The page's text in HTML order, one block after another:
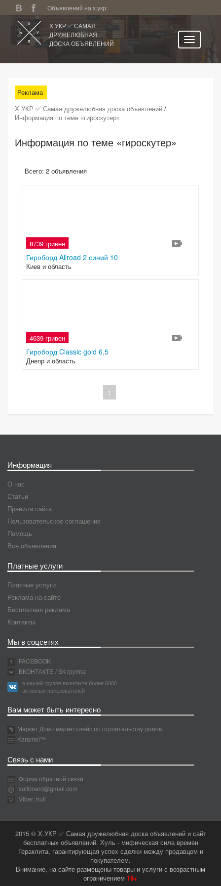
Объявлений на х.укр:
Х.УКР ✅ САМАЯ
ДРУЖЕЛЮБНАЯ
ДОСКА ОБЪЯВЛЕНИЙ
Все регионы
Категории
Избранное
Поиск по сайту
Реклама
Х.УКР ✅ Самая дружелюбная доска объявлений /
Информация по теме «гироскутер»
Информация по теме «гироскутер»
Всего: 2 объявления
8739 гривен
Гироборд Allroad 2 синий 10
Киев и область
4639 гривен
Гироборд Classic gold 6,5
Днепр и область
1
Информация
О нас
Статьи
Правила сайта
Пользовательское соглашение
Помощь
Все объявления
Платные услуги
Платные услуги
Реклама на сайте
Бесплатная реклама
Контакты
Мы в соцсетях
FACEBOOK
ВКОНТАКТЕ / ВК группа
в нашей группе вконтакте более 6000
активных пользователей
Вам может быть интересно
Маркет Дом - маркетплейс по строительству домов
Karamel™
Связь с нами
Форма обратной связи
xullboard@gmail.com
Viber: hull
2015 © Х.УКР ✅ Самая дружелюбная доска объявлений и сайт
бесплатных объявлений. Хуль - мифическая сила времен
Гераклита, гарантирующая успех сделки между продавцом и
покупателем.
Внимание, на сайте размещены товары и услуги с возрастным
ограничением 18+